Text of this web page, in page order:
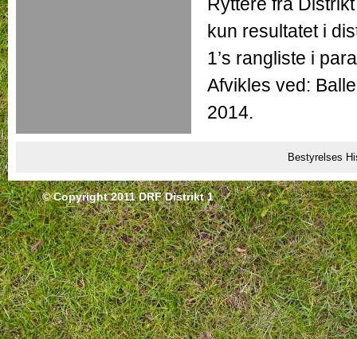
kun resultatet i
1’s rangliste i
Afvikles ved:
2014.
Bestyrelses
© Copyright 2011 DRF Distrikt 1